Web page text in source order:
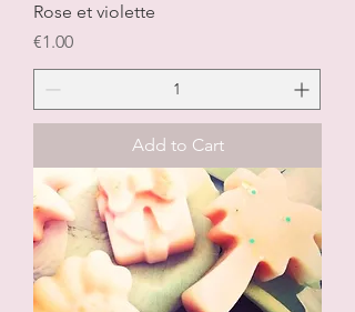
Rose et violette
Price
€1.00
Add to Cart